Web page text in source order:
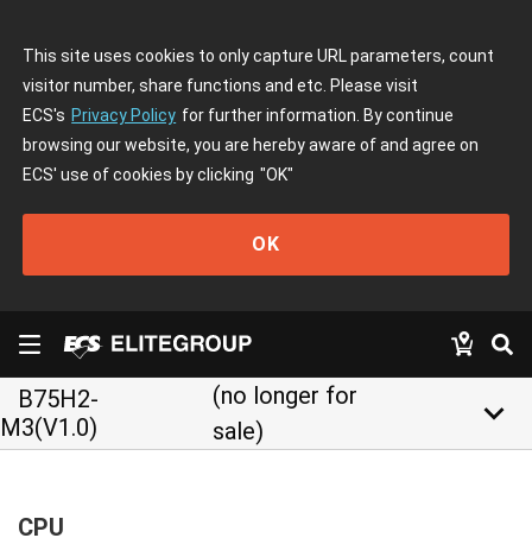
This site uses cookies to only capture URL parameters, count
visitor number, share functions and etc. Please visit
ECS's Privacy Policy for further information. By continue
browsing our website, you are hereby aware of and agree on
ECS' use of cookies by clicking "OK"
OK
B75H2-
M3(V1.0)
(no longer for
sale)
keyboard_arrow_down
CPU